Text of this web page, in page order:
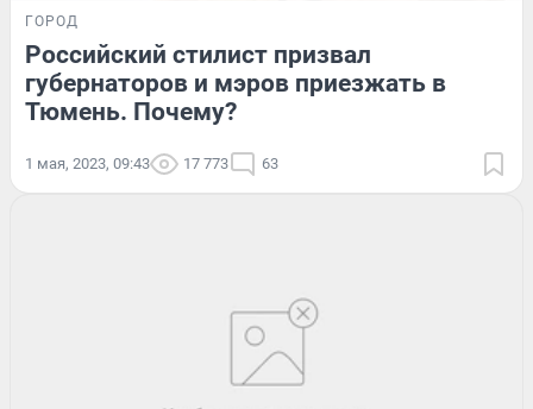
ГОРОД
Российский стилист призвал
губернаторов и мэров приезжать в
Тюмень. Почему?
1 мая, 2023, 09:43 17 773 63